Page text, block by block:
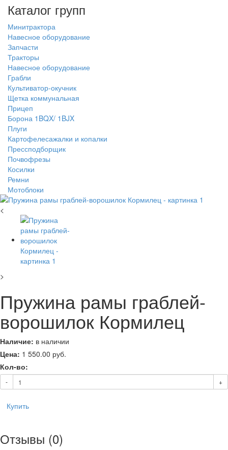
Каталог групп
Минитрактора
Навесное оборудование
Запчасти
Тракторы
Навесное оборудование
Грабли
Культиватор-окучник
Щетка коммунальная
Прицеп
Борона 1BQX/ 1BJX
Плуги
Картофелесажалки и копалки
Прессподборщик
Почвофрезы
Косилки
Ремни
Мотоблоки
<
>
Пружина рамы граблей-
ворошилок Кормилец
Наличие: в наличии
Цена: 1 550.00 руб.
Кол-во:
- +
Купить
Отзывы (0)